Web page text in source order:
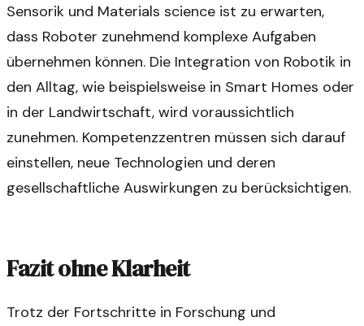
Sensorik und Materials science ist zu erwarten,
dass Roboter zunehmend komplexe Aufgaben
übernehmen können. Die Integration von Robotik in
den Alltag, wie beispielsweise in Smart Homes oder
in der Landwirtschaft, wird voraussichtlich
zunehmen. Kompetenzzentren müssen sich darauf
einstellen, neue Technologien und deren
gesellschaftliche Auswirkungen zu berücksichtigen.
Fazit ohne Klarheit
Trotz der Fortschritte in Forschung und